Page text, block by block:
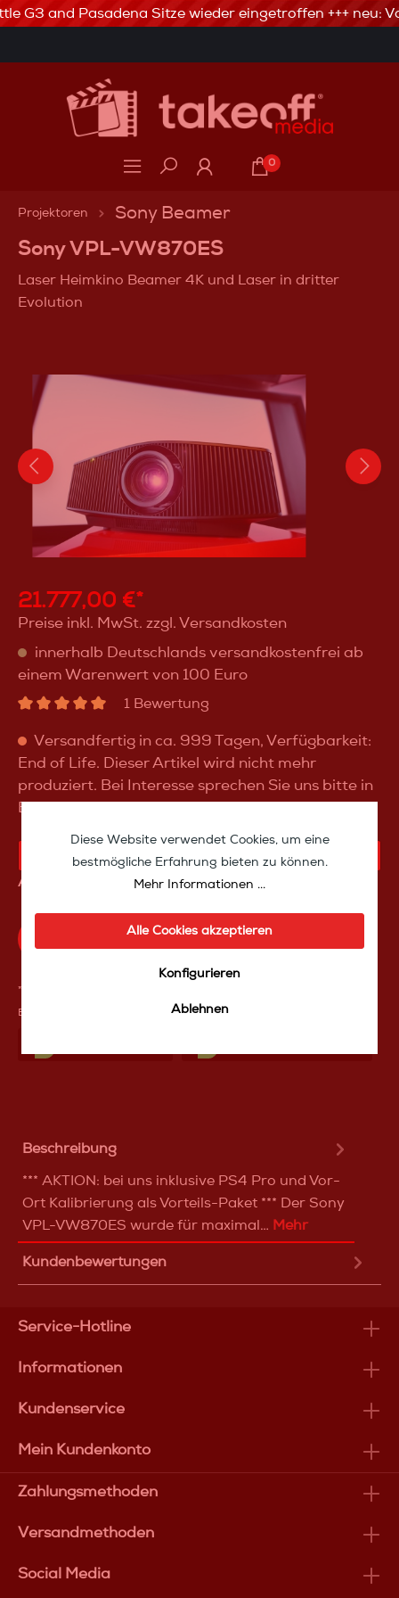
3% Skonto bei Vorkasse via Banküberweisung
G3 and Pasadena Sitze wieder eingetroffen +++ neu:
0
Projektoren Sony Beamer
Sony VPL-VW870ES
Laser Heimkino Beamer 4K und Laser in dritter
Evolution
21.777,00 €*
Preise inkl. MwSt. zzgl. Versandkosten
innerhalb Deutschlands versandkostenfrei ab
einem Warenwert von 100 Euro
1 Bewertung
Versandfertig in ca. 999 Tagen, Verfügbarkeit:
End of Life. Dieser Artikel wird nicht mehr
produziert. Bei Interesse sprechen Sie uns bitte in
Bezug auf einen Restposten an.
KAUFANFRAGE
Artikelnummer: 30005s
Produktfrage an das TakeoffMedia24 Team
**Aufgrund von Neuberechnungen im Warenkorb sind abweichende
Endpreise möglich.
Beschreibung
*** AKTION: bei uns inklusive PS4 Pro und Vor-
Ort Kalibrierung als Vorteils-Paket *** Der Sony
VPL-VW870ES wurde für maximal… Mehr
Kundenbewertungen
Service-Hotline
Informationen
Kundenservice
Mein Kundenkonto
Zahlungsmethoden
Versandmethoden
Social Media
Diese Website verwendet Cookies, um eine
bestmögliche Erfahrung bieten zu können.
Mehr Informationen ...
Alle Cookies akzeptieren
Konfigurieren
Ablehnen